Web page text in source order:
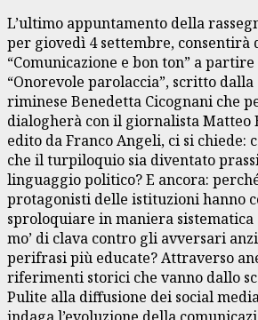
L’ultimo appuntamento della
per giovedì 4 settembre, consentirà
“Comunicazione e bon ton” a
“Onorevole parolaccia”, scritto
riminese Benedetta Cicognani che
dialogherà con il giornalista Matteo
edito da Franco Angeli, ci si chiede:
che il turpiloquio sia diventato
linguaggio politico? E ancora:
protagonisti delle istituzioni hanno
sproloquiare in maniera sistematica
mo’ di clava contro gli avversari
perifrasi più educate? Attraverso
riferimenti storici che vanno dallo
Pulite alla diffusione dei social